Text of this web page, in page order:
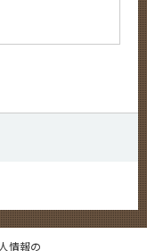
情報の